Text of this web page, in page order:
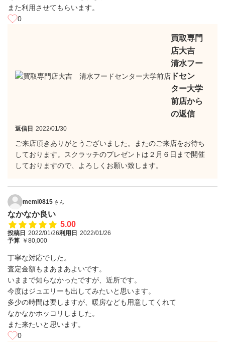
また利用させてもらいます。
0
買取専門
店大吉
清水フー
ドセン
ター大学
前店から
の返信
返信日 2022/01/30
ご来店頂きありがとうございました。またのご来店をお待ち
しております。スクラッチのプレゼントは２月６日まで開催
しておりますので、よろしくお願い致します。
memi0815 さん
なかなか良い
5.00
投稿日 2022/01/26利用日 2022/01/26
予算 ￥80,000
丁寧な対応でした。
査定金額もまあまあよいです。
いままで知らなかったですが、近所です。
今度はジュエリーも出してみたいと思います。
多少の時間は要しますが、暖房なども用意してくれて
なかなかホッコリしました。
また来たいと思います。
0